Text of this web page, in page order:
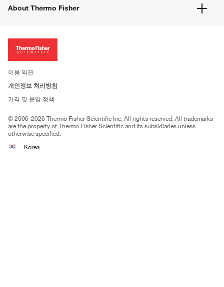
웹사이트 개선사항
About Thermo Fisher
투자자
사회적 책임
브랜드
이용 약관
개인정보 처리방침
가격 및 운임 정책
© 2006-2026 Thermo Fisher Scientific Inc. All rights reserved. All trademarks
are the property of Thermo Fisher Scientific and its subsidiaries unless
otherwise specified.
Korea